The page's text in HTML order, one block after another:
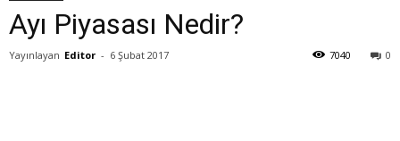
Ayı Piyasası Nedir?
Yayınlayan Editor - 6 Şubat 2017 0
7040